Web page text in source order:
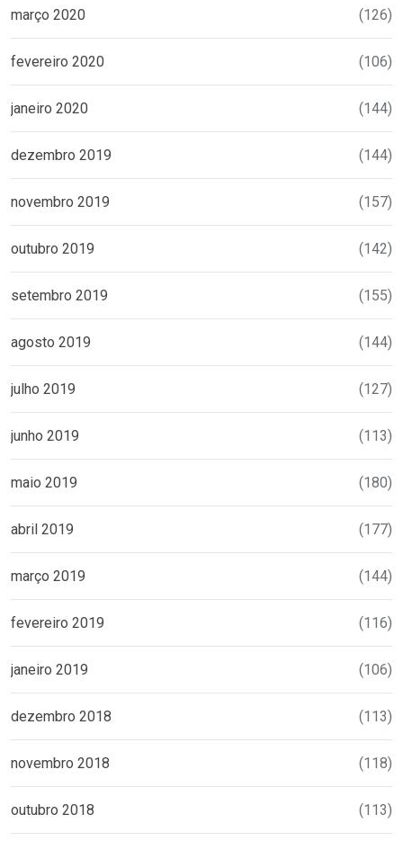
março 2020 (126)
fevereiro 2020 (106)
janeiro 2020 (144)
dezembro 2019 (144)
novembro 2019 (157)
outubro 2019 (142)
setembro 2019 (155)
agosto 2019 (144)
julho 2019 (127)
junho 2019 (113)
maio 2019 (180)
abril 2019 (177)
março 2019 (144)
fevereiro 2019 (116)
janeiro 2019 (106)
dezembro 2018 (113)
novembro 2018 (118)
outubro 2018 (113)